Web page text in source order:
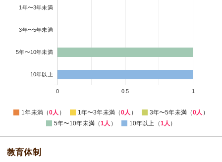
1年〜3年未満
3年〜5年未満
5年〜10年未満
10年以上
0 0.5 1
1年未満（0人 ） 1年〜3年未満（0人 ） 3年〜5年未満（0人 ）
5年〜10年未満（1人 ） 10年以上（1人 ）
教育体制